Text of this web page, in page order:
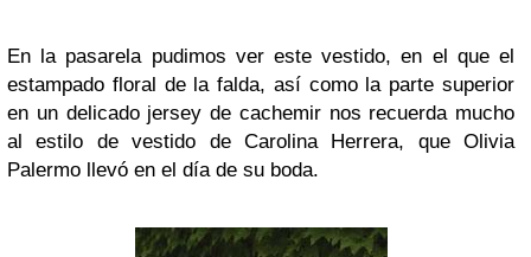
En la pasarela pudimos ver este vestido, en el que el
estampado floral de la falda, así como la parte superior
en un delicado jersey de cachemir nos recuerda mucho
al estilo de vestido de Carolina Herrera, que Olivia
Palermo llevó en el día de su boda.